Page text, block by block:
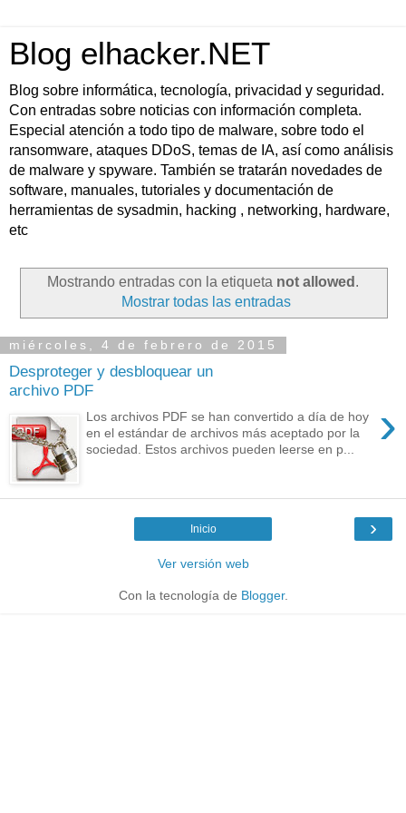
Blog elhacker.NET
Blog sobre informática, tecnología, privacidad y seguridad.
Con entradas sobre noticias con información completa.
Especial atención a todo tipo de malware, sobre todo el
ransomware, ataques DDoS, temas de IA, así como análisis
de malware y spyware. También se tratarán novedades de
software, manuales, tutoriales y documentación de
herramientas de sysadmin, hacking , networking, hardware,
etc
Mostrando entradas con la etiqueta not allowed .
Mostrar todas las entradas
miércoles, 4 de febrero de 2015
Desproteger y desbloquear un
archivo PDF
›
Los archivos PDF se han convertido a día de hoy
en el estándar de archivos más aceptado por la
sociedad. Estos archivos pueden leerse en p...
›
Inicio
Ver versión web
Con la tecnología de Blogger.